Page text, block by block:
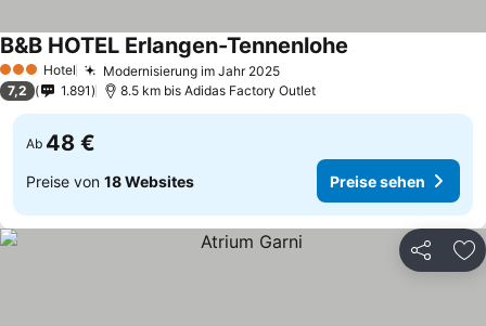
3 SterneHotel Modernisierung im Jahr 2025Preise sehen
B&B HOTEL Erlangen-Tennenlohe
7,2 1.891 8.5 km bis Adidas Factory Outlet
Ab 48 €
Preise von 18 Websites Preise sehen
Teilen